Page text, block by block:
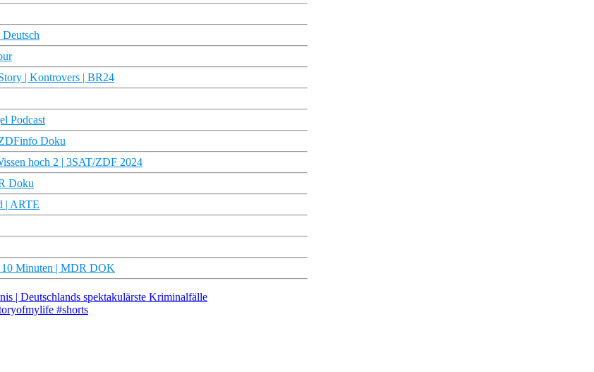
| Kontrovers | BR24
Podcast
Doku
hoch 2 | 3SAT/ZDF 2024
Doku
| ARTE
10 Minuten | MDR DOK
| Deutschlands spektakulärste Kriminalfälle
#shorts